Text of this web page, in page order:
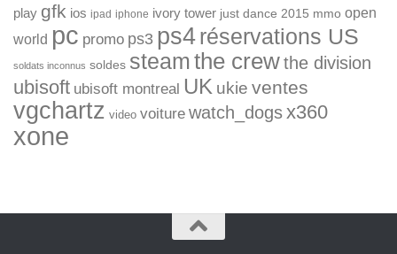
play gfk ios ipad iphone ivory tower just dance 2015 mmo open
world pc promo ps3 ps4réservations US
soldats inconnus soldes steamthe crewthe division
ubisoft ubisoft montreal UK ukie ventes
vgchartz video voiture watch_dogsx360
xone